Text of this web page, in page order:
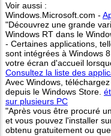
Voir aussi :
Windows.Microsoft.com -
"Découvrez une grande
Windows RT dans le
- Certaines applications,
sont intégrées à Windows
votre écran d'accueil
Consultez la liste des
Avec Windows,
depuis le Windows Store.
sur plusieurs PC
"Après vous être procuré
et vous pouvez l'installer
obtenu gratuitement ou